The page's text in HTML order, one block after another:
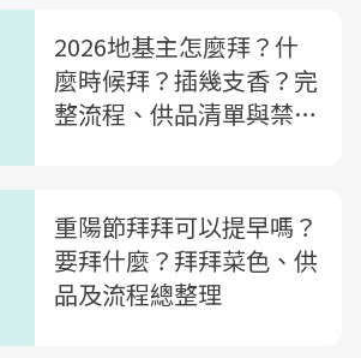
2026地基主怎麼拜？什
麼時候拜？插幾支香？完
整流程、供品清單與禁忌
重陽節拜拜可以提早嗎？
要拜什麼？拜拜菜色、供
品及流程總整理